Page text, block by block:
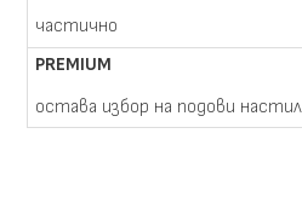
частично
остава избор на подови